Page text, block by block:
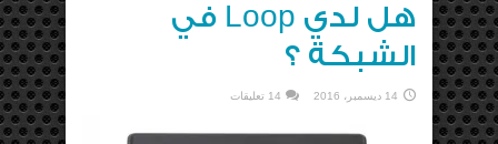
هل لدي Loop في
الشبكة ؟
14 ديسمبر، 2016 14 تعليقات